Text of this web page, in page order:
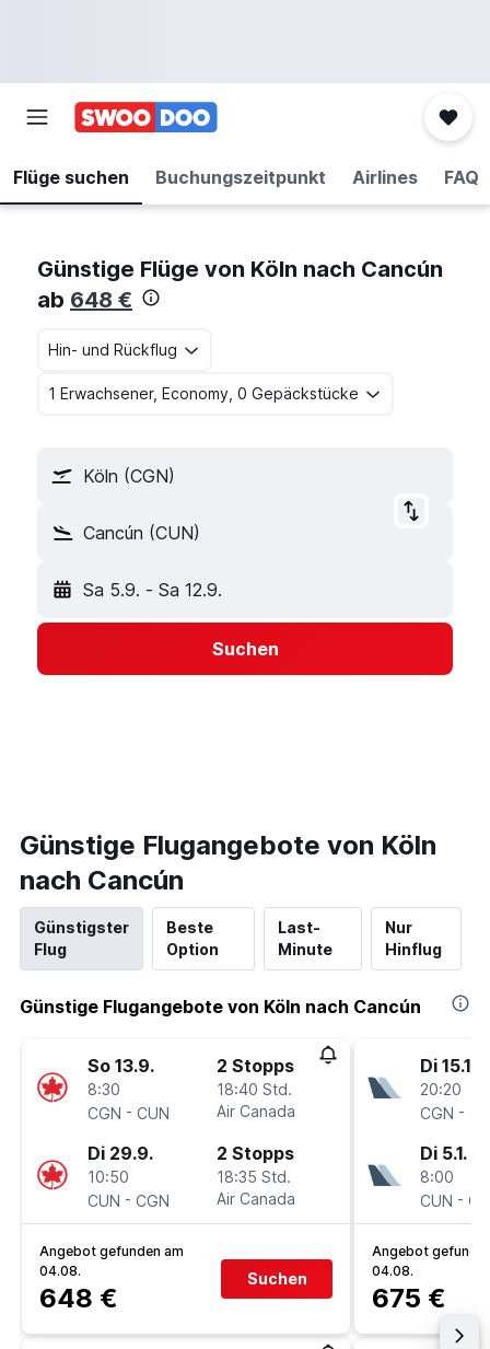
Flüge suchen Buchungszeitpunkt Airlines FAQ
Günstige Flüge von Köln nach Cancún
ab 648 €
Hin- und Rückflug
1 Erwachsener, Economy, 0 Gepäckstücke
Köln (CGN)
Cancún (CUN)
Sa 5.9. - Sa 12.9.
Suchen
Günstige Flugangebote von Köln
nach Cancún
Günstigster
Flug
Beste
Option
Last-
Minute
Nur
Hinflug
Günstige Flugangebote von Köln nach Cancún
So 13.9.
8:30
CGN - CUN
2 Stopps
18:40 Std.
Air Canada
Di 29.9.
10:50
CUN - CGN
2 Stopps
18:35 Std.
Air Canada
Angebot gefunden am
04.08.
648 €
Suchen
Di 15.12.
20:20
CGN -
Di 5.1.
8:00
CUN -
Angebot
04.08.
675 €